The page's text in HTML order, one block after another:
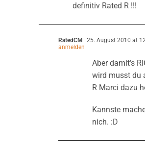
definitiv Rated R !!!
RatedCM 25. August 2010 at
anmelden
Aber damit’s
wird musst du
R Marci dazu
Kannste
nich. :D